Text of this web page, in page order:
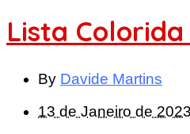
Lista Colorida
By Davide Martins
13 de Janeiro de 2023